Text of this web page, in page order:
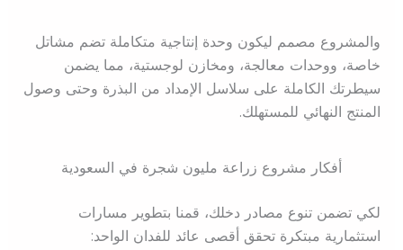
والمشروع مصمم ليكون وحدة إنتاجية متكاملة تضم مشاتل
خاصة، ووحدات معالجة، ومخازن لوجستية، مما يضمن
سيطرتك الكاملة على سلاسل الإمداد من البذرة وحتى وصول
المنتج النهائي للمستهلك.
أفكار مشروع زراعة مليون شجرة في السعودية
لكي تضمن تنوع مصادر دخلك، قمنا بتطوير مسارات
استثمارية مبتكرة تحقق أقصى عائد للفدان الواحد: